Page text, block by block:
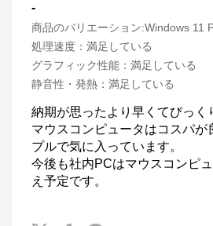
-
商品のバリエーション:Windows 11
処理速度 ： 満足している
グラフィック性能 ： 満足している
静音性・発熱 ： 満足している
納期が思ったより早くてびっく
マウスコンピュータはコスパが
プルで気に入っています。
今後も社内PCはマウスコンピ
え予定です。